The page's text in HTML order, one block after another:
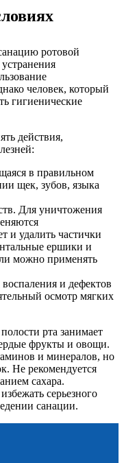
ротовой
человек, который
гигиенические
действия,
в правильном
щек, зубов, языка
Для уничтожения
и удалить частички
ершики и
можно применять
и дефектов
осмотр мягких
рта занимает
фрукты и овощи.
и минералов, но
Не рекомендуется
сахара.
серьезного
санации.